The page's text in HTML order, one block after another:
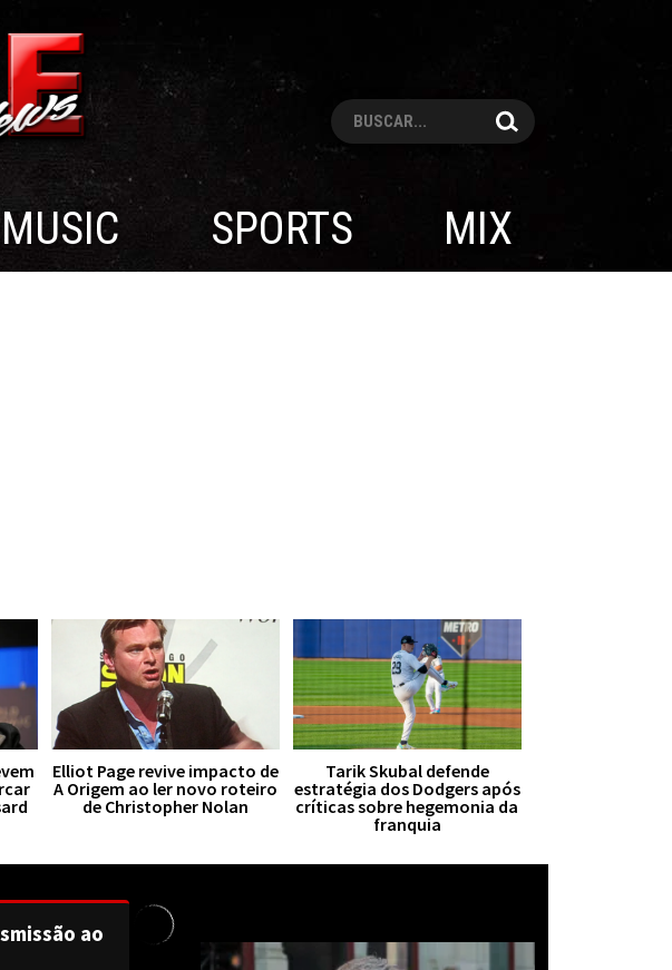
Pesquisar
MUSIC SPORTS MIX
Elliot Page revive impacto de
A Origem ao ler novo roteiro
de Christopher Nolan
Tarik Skubal defende
estratégia dos Dodgers após
críticas sobre hegemonia da
franquia
ao